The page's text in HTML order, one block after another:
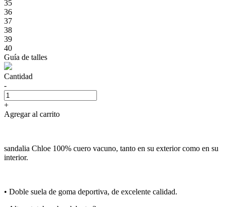
35
36
37
38
39
40
Guía de talles
Cantidad
-
+
Agregar al carrito
sandalia Chloe 100% cuero vacuno, tanto en su exterior como en su
interior.
•⁠ ⁠Doble suela de goma deportiva, de excelente calidad.